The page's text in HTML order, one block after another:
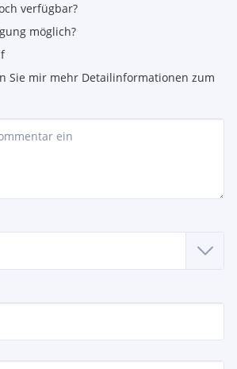
verfügbar?
möglich?
Sie mir mehr Detailinformationen zum